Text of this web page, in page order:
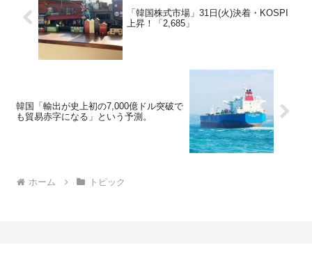
「韓国株式市場」31日(火)決着・KOSPI
上昇！「2,685」
韓国「輸出が史上初の7,000億ドル突破で
も貿易赤字になる」という予測。
ホーム トピック